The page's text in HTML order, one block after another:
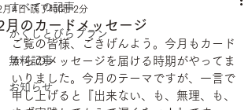
すべての記事
かくしとびらプラン
無料記事
お知らせ
月のカードメッセージ
月4日 読了時間: 2分
ご覧の皆様、ごきげんよう。今月もカード
からのメッセージを届ける時期がやってま
いりました。今月のテーマですが、一言で
申し上げると『出来ない、も、無理、も、